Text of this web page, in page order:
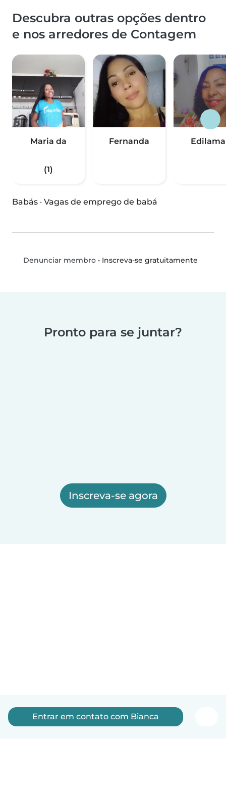
Descubra outras opções dentro
e nos arredores de Contagem
Maria da
(1)
Fernanda
Babás · Vagas de emprego de babá
Denunciar membro• Inscreva-se gratuitamente
Pronto para se juntar?
Inscreva-se agora
Entrar em contato com Bianca